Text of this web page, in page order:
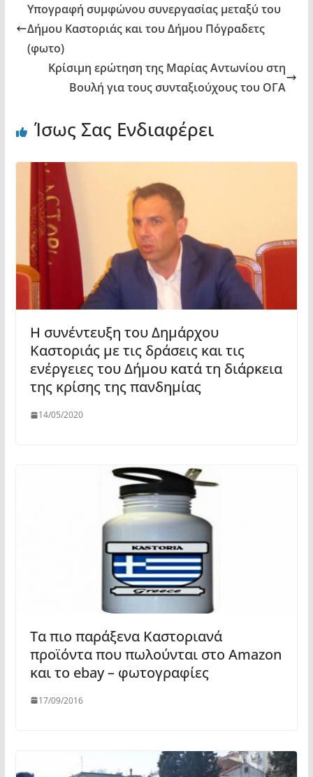
Υπογραφή συμφώνου συνεργασίας μεταξύ του
Δήμου Καστοριάς και του Δήμου Πόγραδετς
(φωτο)
Κρίσιμη ερώτηση της Μαρίας Αντωνίου στη
Βουλή για τους συνταξιούχους του ΟΓΑ
Ίσως Σας Ενδιαφέρει
Η συνέντευξη του Δημάρχου
Καστοριάς με τις δράσεις και τις
ενέργειες του Δήμου κατά τη διάρκεια
της κρίσης της πανδημίας
14/05/2020
Τα πιο παράξενα Καστοριανά
προϊόντα που πωλούνται στο Amazon
και το ebay – φωτογραφίες
17/09/2016